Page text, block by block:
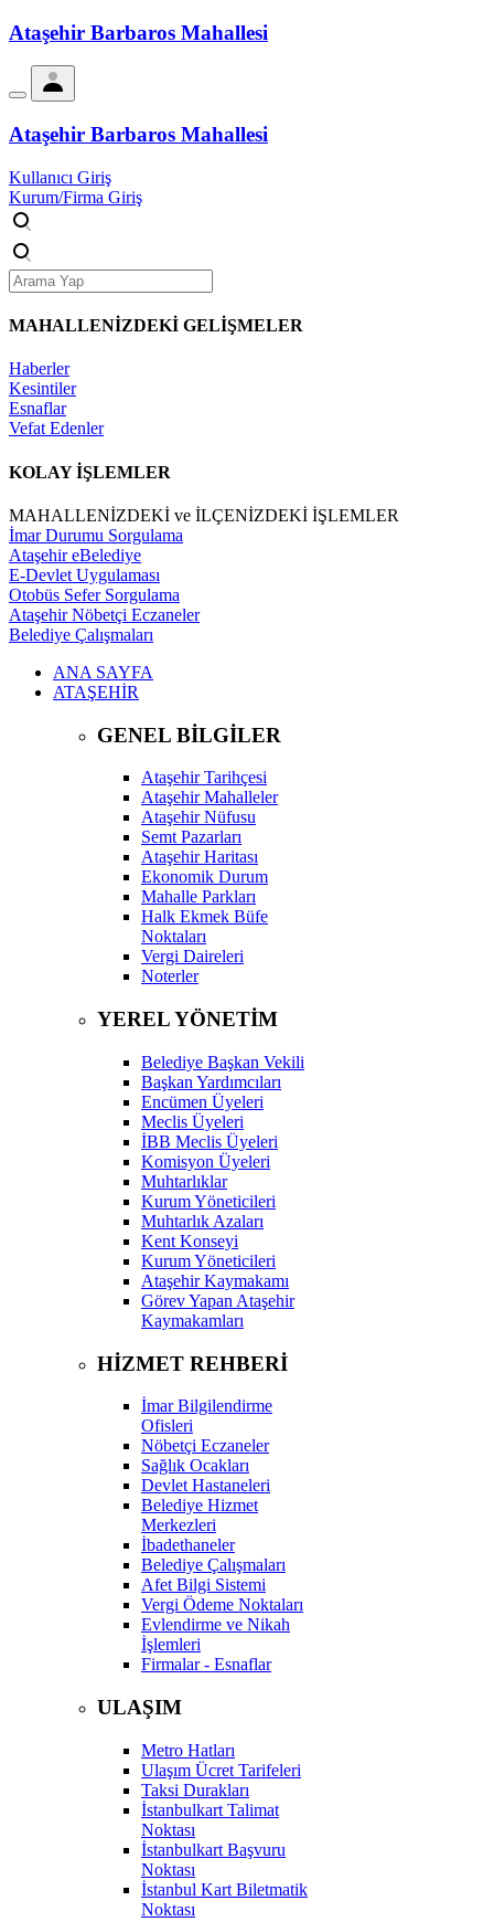
Ataşehir Barbaros Mahallesi
Ataşehir Barbaros Mahallesi
Kullanıcı Giriş
Kurum/Firma Giriş
MAHALLENİZDEKİ GELİŞMELER
Haberler
Kesintiler
Esnaflar
Vefat Edenler
KOLAY İŞLEMLER
MAHALLENİZDEKİ ve İLÇENİZDEKİ İŞLEMLER
İmar Durumu Sorgulama
Ataşehir eBelediye
E-Devlet Uygulaması
Otobüs Sefer Sorgulama
Ataşehir Nöbetçi Eczaneler
Belediye Çalışmaları
ANA SAYFA
ATAŞEHİR
GENEL BİLGİLER
Ataşehir Tarihçesi
Ataşehir Mahalleler
Ataşehir Nüfusu
Semt Pazarları
Ataşehir Haritası
Ekonomik Durum
Mahalle Parkları
Halk Ekmek Büfe
Noktaları
Vergi Daireleri
Noterler
YEREL YÖNETİM
Belediye Başkan Vekili
Başkan Yardımcıları
Encümen Üyeleri
Meclis Üyeleri
İBB Meclis Üyeleri
Komisyon Üyeleri
Muhtarlıklar
Kurum Yöneticileri
Muhtarlık Azaları
Kent Konseyi
Kurum Yöneticileri
Ataşehir Kaymakamı
Görev Yapan Ataşehir
Kaymakamları
HİZMET REHBERİ
İmar Bilgilendirme
Ofisleri
Nöbetçi Eczaneler
Sağlık Ocakları
Devlet Hastaneleri
Belediye Hizmet
Merkezleri
İbadethaneler
Belediye Çalışmaları
Afet Bilgi Sistemi
Vergi Ödeme Noktaları
Evlendirme ve Nikah
İşlemleri
Firmalar - Esnaflar
ULAŞIM
Metro Hatları
Ulaşım Ücret Tarifeleri
Taksi Durakları
İstanbulkart Talimat
Noktası
İstanbulkart Başvuru
Noktası
İstanbul Kart Biletmatik
Noktası